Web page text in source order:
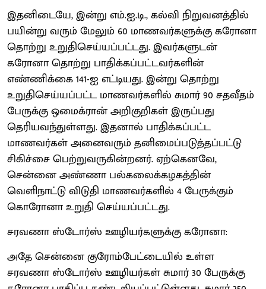
இதனிடையே, இன்று எம்.ஐ.டி., கல்வி நிறுவனத்தில்
பயின்று வரும் மேலும் 60 மாணவர்களுக்கு கரோனா
தொற்று உறுதிசெய்யப்பட்டது. இவர்களுடன்
கரோனா தொற்று பாதிக்கப்பட்டவர்களின்
எண்ணிக்கை 141-ஐ எட்டியது. இன்று தொற்று
உறுதிசெய்யப்பட்ட மாணவர்களில் சுமார் 90 சதவீதம்
பேருக்கு ஒமைக்ரான் அறிகுறிகள் இருப்பது
தெரியவந்துள்ளது. இதனால் பாதிக்கப்பட்ட
மாணவர்கள் அனைவரும் தனிமைப்படுத்தப்பட்டு
சிகிச்சை பெற்றுவருகின்றனர். ஏற்கெனவே,
சென்னை அண்ணா பல்கலைக்கழகத்தின்
வெளிநாட்டு விடுதி மாணவர்களில் 4 பேருக்கும்
கொரோனா உறுதி செய்யப்பட்டது.
சரவணா ஸ்டோர்ஸ் ஊழியர்களுக்கு கரோனா:
அதே சென்னை குரோம்பேட்டையில் உள்ள
சரவணா ஸ்டோர்ஸ் ஊழியர்கள் சுமார் 30 பேருக்கு